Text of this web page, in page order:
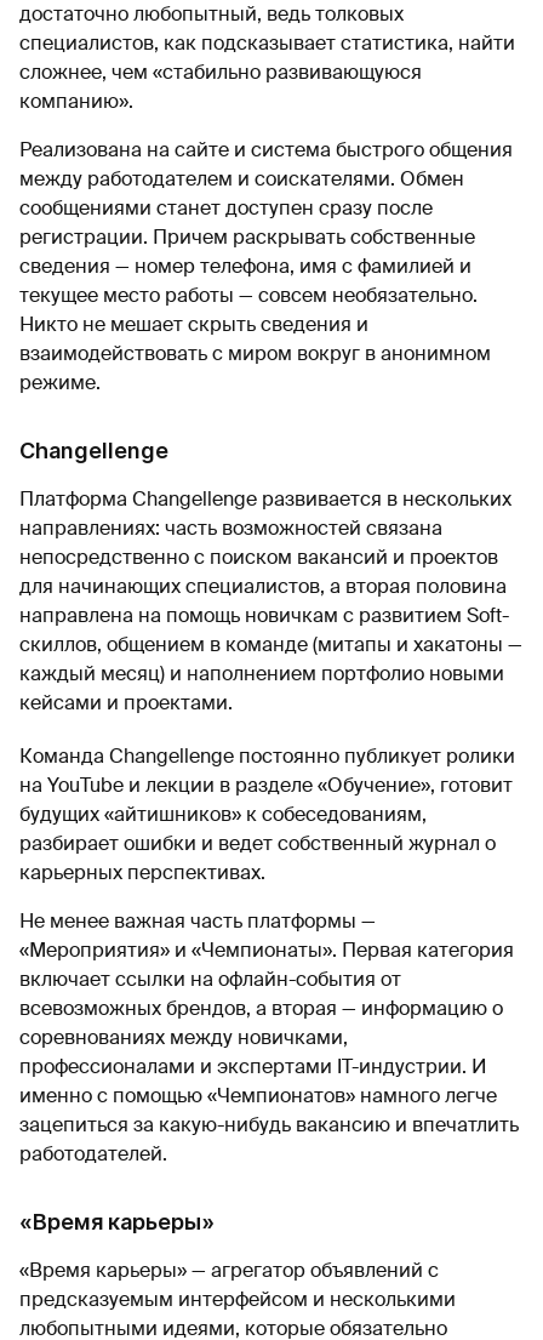
достаточно любопытный, ведь толковых
специалистов, как подсказывает статистика, найти
сложнее, чем «стабильно развивающуюся
компанию».
Реализована на сайте и система быстрого общения
между работодателем и соискателями. Обмен
сообщениями станет доступен сразу после
регистрации. Причем раскрывать собственные
сведения — номер телефона, имя с фамилией и
текущее место работы — совсем необязательно.
Никто не мешает скрыть сведения и
взаимодействовать с миром вокруг в анонимном
режиме.
Changellenge
Платформа Changellenge развивается в нескольких
направлениях: часть возможностей связана
непосредственно с поиском вакансий и проектов
для начинающих специалистов, а вторая половина
направлена на помощь новичкам с развитием Soft-
скиллов, общением в команде (митапы и хакатоны —
каждый месяц) и наполнением портфолио новыми
кейсами и проектами.
Команда Changellenge постоянно публикует ролики
на YouTube и лекции в разделе «Обучение», готовит
будущих «айтишников» к собеседованиям,
разбирает ошибки и ведет собственный журнал о
карьерных перспективах.
Не менее важная часть платформы —
«Мероприятия» и «Чемпионаты». Первая категория
включает ссылки на офлайн-события от
всевозможных брендов, а вторая — информацию о
соревнованиях между новичками,
профессионалами и экспертами IT-индустрии. И
именно с помощью «Чемпионатов» намного легче
зацепиться за какую-нибудь вакансию и впечатлить
работодателей.
«Время карьеры»
«Время карьеры» — агрегатор объявлений с
предсказуемым интерфейсом и несколькими
любопытными идеями, которые обязательно